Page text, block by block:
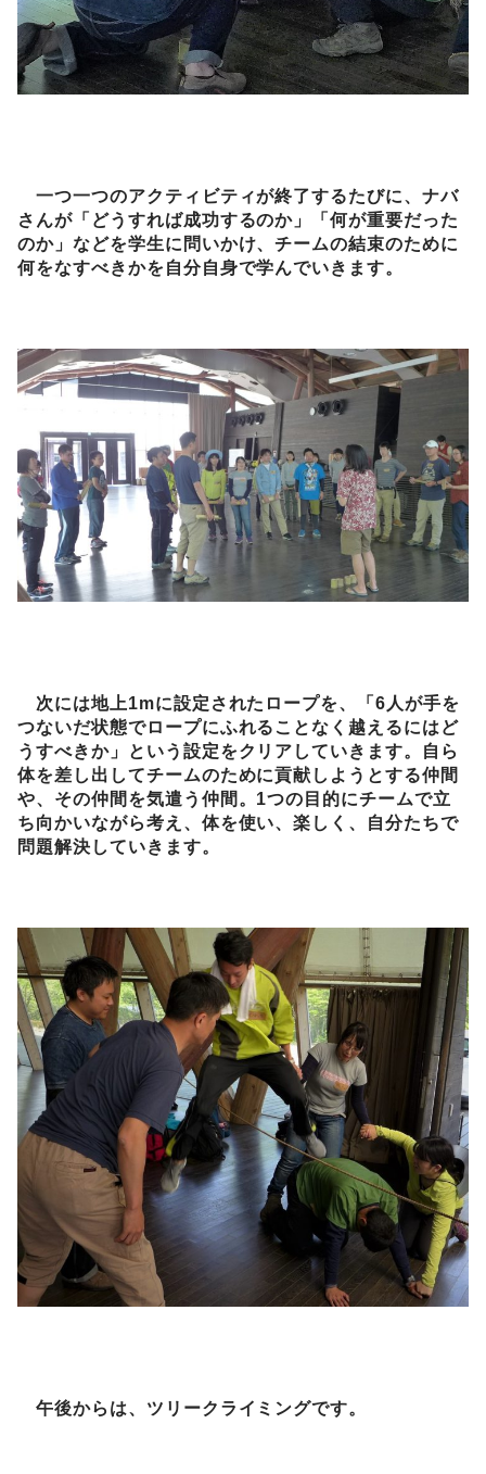
一つ一つのアクティビティが終了するたびに、ナバ
さんが「どうすれば成功するのか」「何が重要だった
のか」などを学生に問いかけ、チームの結束のために
何をなすべきかを自分自身で学んでいきます。
次には地上1mに設定されたロープを、「6人が手を
つないだ状態でロープにふれることなく越えるにはど
うすべきか」という設定をクリアしていきます。自ら
体を差し出してチームのために貢献しようとする仲間
や、その仲間を気遣う仲間。1つの目的にチームで立
ち向かいながら考え、体を使い、楽しく、自分たちで
問題解決していきます。
午後からは、ツリークライミングです。